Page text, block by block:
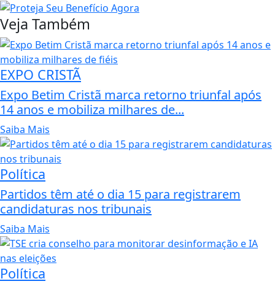
Veja Também
EXPO CRISTÃ
Expo Betim Cristã marca retorno triunfal após
14 anos e mobiliza milhares de...
Saiba Mais
Política
Partidos têm até o dia 15 para registrarem
candidaturas nos tribunais
Saiba Mais
Política